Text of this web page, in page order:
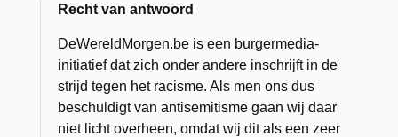
Recht van antwoord
DeWereldMorgen.be is een burgermedia-
initiatief dat zich onder andere inschrijft in de
strijd tegen het racisme. Als men ons dus
beschuldigt van antisemitisme gaan wij daar
niet licht overheen, omdat wij dit als een zeer